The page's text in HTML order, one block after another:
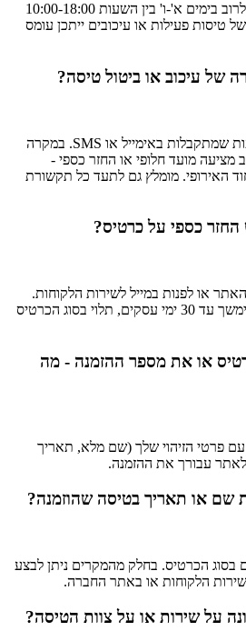
שירות הלקוחות פועל לרוב בימים א'-ו' בין השעות 10:00-18:00
טיסות פעילות או עיכובים ייתכן עומס
של עיכוב או ביטול טיסה?
יש לעקוב אחר ההודעות שמתקבלות באימייל או SMS. במקרה
מציעה מועד חלופי או החזר כספי -
האירופי. מומלץ גם לתעד כל תקשורת
החזר כספי על כרטיס?
או לפנות במייל לשירות הלקוחות.
תהליך ההחזר יכול להימשך עד 30 ימי עסקים, תלוי בסוג הכרטיס
או את מספר ההזמנה - מה
עם פרטי הזיהוי שלך (שם מלא, תאריך
לאתר עבורך את ההזמנה.
שם או תאריך בטיסה שהוזמנה?
בסוג הכרטיס. בחלק מהמקרים ניתן לבצע
הלקוחות או באתר החברה.
על שירות או על צוות הטיסה?